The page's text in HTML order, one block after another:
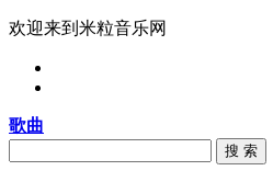
欢迎来到米粒音乐网
歌曲
搜 索